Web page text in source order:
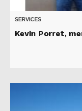
SERVICES
Kevin Porret,